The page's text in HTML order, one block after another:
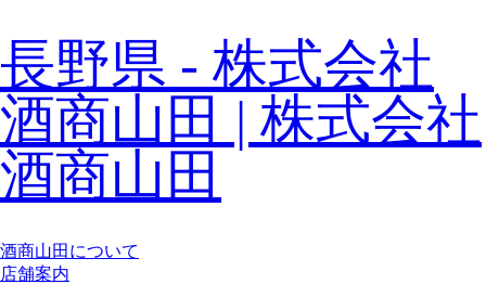
長野県 - 株式会社
酒商山田 | 株式会社
酒商山田
酒商山田について
店舗案内